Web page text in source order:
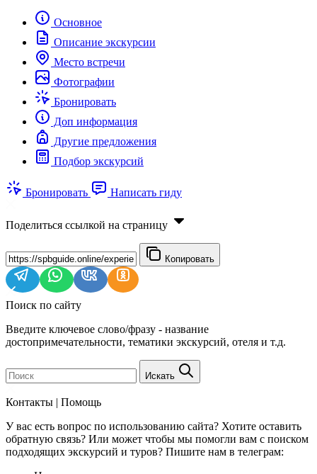
Основное
Описание экскурсии
Место встречи
Фотографии
Бронировать
Доп информация
Другие предложения
Подбор экскурсий
Бронировать Написать гиду
Поделиться ссылкой на страницу
Копировать
Поиск по сайту
Введите ключевое слово/фразу - название
достопримечательности, тематики экскурсий, отеля и т.д.
Искать
Контакты | Помощь
У вас есть вопрос по использованию сайта? Хотите оставить
обратную связь? Или может чтобы мы помогли вам с поиском
подходящих экскурсий и туров? Пишите нам в телеграм: